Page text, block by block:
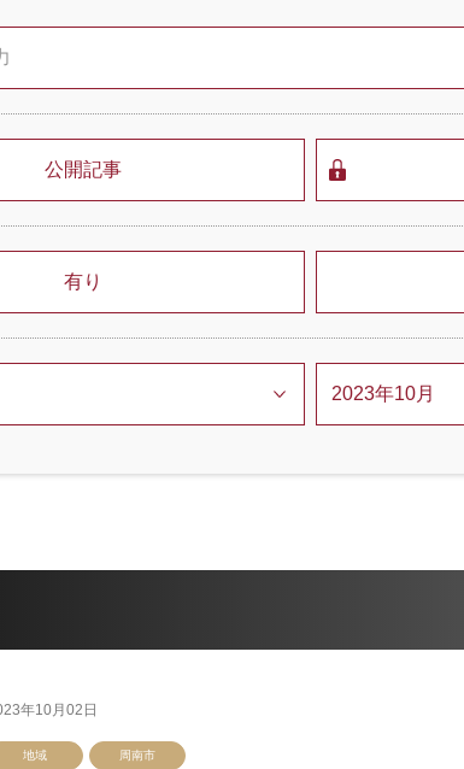
公開記事
有り
年10月02日
地域 周南市